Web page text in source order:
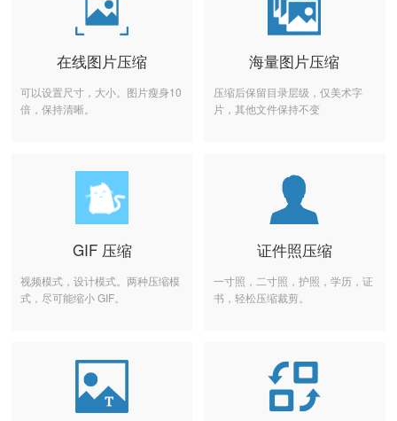
在线图片压缩
可以设置尺寸，大小。图片瘦身10
倍，保持清晰。
海量图片压缩
压缩后保留目录层级，仅美术字
片，其他文件保持不变
GIF 压缩
视频模式，设计模式。两种压缩模
式，尽可能缩小 GIF。
证件照压缩
一寸照，二寸照，护照，学历，证
书，轻松压缩裁剪。